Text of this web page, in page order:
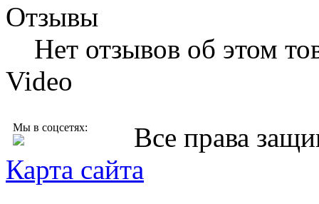
Отзывы
Нет отзывов об этом
Video
Мы в соцсетях:
Все права
Карта сайта